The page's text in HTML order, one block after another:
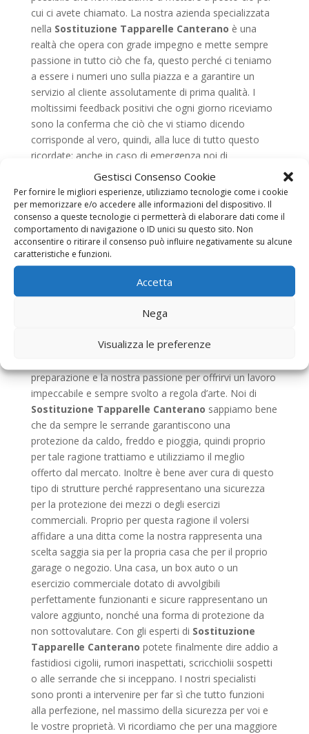
Gestisci Consenso Cookie
Per fornire le migliori esperienze, utilizziamo tecnologie come i cookie
per memorizzare e/o accedere alle informazioni del dispositivo. Il
consenso a queste tecnologie ci permetterà di elaborare dati come il
comportamento di navigazione o ID unici su questo sito. Non
acconsentire o ritirare il consenso può influire negativamente su alcune
caratteristiche e funzioni.
Accetta
Nega
Visualizza le preferenze
cui ci avete chiamato. La nostra azienda specializzata
nella Sostituzione Tapparelle Canterano è una
realtà che opera con grade impegno e mette sempre
passione in tutto ciò che fa, questo perché ci teniamo
a essere i numeri uno sulla piazza e a garantire un
servizio al cliente assolutamente di prima qualità. I
moltissimi feedback positivi che ogni giorno riceviamo
sono la conferma che ciò che vi stiamo dicendo
corrisponde al vero, quindi, alla luce di tutto questo
ricordate: anche in caso di emergenza noi di
Sostituzione Tapparelle Canterano siamo sempre
al vostro fianco.
Sostituzione Tapparelle
Canterano, una ditta esperta che vi aiuterà a
valorizzare la vostra proprietàSe affiderete i vostri
lavori per l’installazione, la manutenzione o le grosse
riparazioni agli specialisti di
Sostituzione Tapparelle
Canterano, potrete ottenere quanto di meglio c’è sul
mercato. Questo perché oltre a fornirvi la garanzia di
un team di tecnici altamente competenti, le nostre
squadre lavorano esclusivamente con materie prime
importante garantire un lavoro rapido, pulito e svolto a
preparazione e la nostra passione per offrirvi un lavoro
impeccabile e sempre svolto a regola d’arte. Noi di
Sostituzione Tapparelle Canterano sappiamo bene
che da sempre le serrande garantiscono una
protezione da caldo, freddo e pioggia, quindi proprio
per tale ragione trattiamo e utilizziamo il meglio
offerto dal mercato. Inoltre è bene aver cura di questo
tipo di strutture perché rappresentano una sicurezza
per la protezione dei mezzi o degli esercizi
commerciali. Proprio per questa ragione il volersi
affidare a una ditta come la nostra rappresenta una
scelta saggia sia per la propria casa che per il proprio
garage o negozio. Una casa, un box auto o un
esercizio commerciale dotato di avvolgibili
perfettamente funzionanti e sicure rappresentano un
valore aggiunto, nonché una forma di protezione da
non sottovalutare. Con gli esperti di Sostituzione
Tapparelle Canterano potete finalmente dire addio a
fastidiosi cigolii, rumori inaspettati, scricchiolii sospetti
o alle serrande che si inceppano. I nostri specialisti
sono pronti a intervenire per far sì che tutto funzioni
alla perfezione, nel massimo della sicurezza per voi e
le vostre proprietà. Vi ricordiamo che per una maggiore